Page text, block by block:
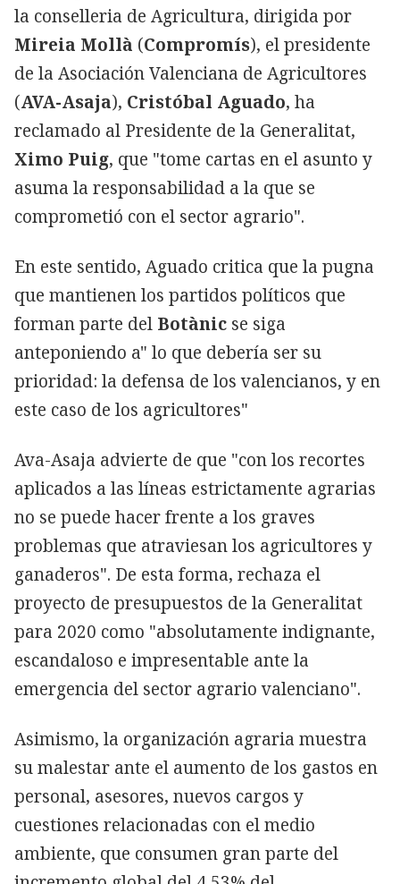
la conselleria de Agricultura, dirigida por
Mireia Mollà (Compromís), el presidente
de la Asociación Valenciana de Agricultores
(AVA-Asaja), Cristóbal Aguado, ha
reclamado al Presidente de la Generalitat,
Ximo Puig, que "tome cartas en el asunto y
asuma la responsabilidad a la que se
comprometió con el sector agrario".
En este sentido, Aguado critica que la pugna
que mantienen los partidos políticos que
forman parte del Botànic se siga
anteponiendo a" lo que debería ser su
prioridad: la defensa de los valencianos, y en
este caso de los agricultores"
Ava-Asaja advierte de que "con los recortes
aplicados a las líneas estrictamente agrarias
no se puede hacer frente a los graves
problemas que atraviesan los agricultores y
ganaderos". De esta forma, rechaza el
proyecto de presupuestos de la Generalitat
para 2020 como "absolutamente indignante,
escandaloso e impresentable ante la
emergencia del sector agrario valenciano".
Asimismo, la organización agraria muestra
su malestar ante el aumento de los gastos en
personal, asesores, nuevos cargos y
cuestiones relacionadas con el medio
ambiente, que consumen gran parte del